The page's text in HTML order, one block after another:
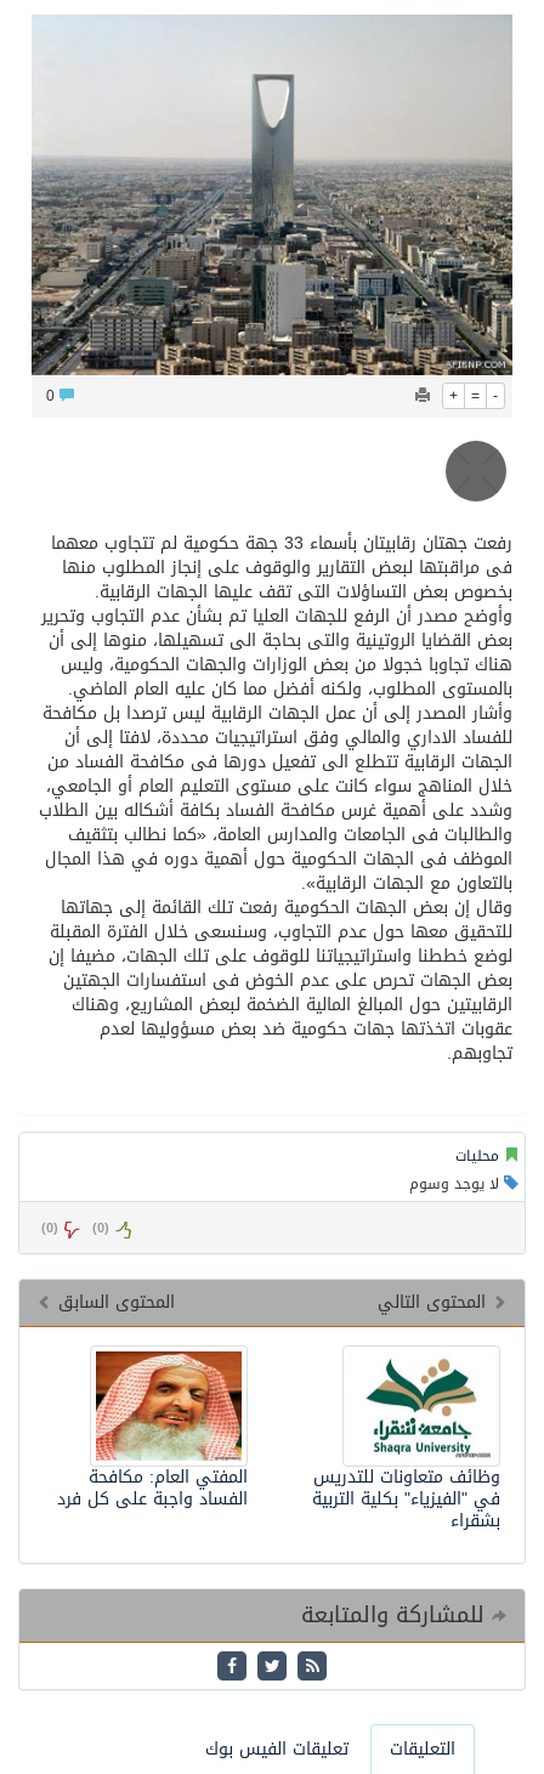
سمو ولي العهد يتلقى اتصالًا هاتفيًا من رئيس الوزراء الباكستاني
محافظ عفيف يؤدي صلاة عيد الأضحى
+ = -
رفعت جهتان رقابيتان بأسماء 33 جهة حكومية لم تتجاوب معهما
فى مراقبتها لبعض التقارير والوقوف على إنجاز المطلوب منها
بخصوص بعض التساؤلات التى تقف عليها الجهات الرقابية.
وأوضح مصدر أن الرفع للجهات العليا تم بشأن عدم التجاوب وتحرير
بعض القضايا الروتينية والتى بحاجة الى تسهيلها، منوها إلى أن
هناك تجاوبا خجولا من بعض الوزارات والجهات الحكومية، وليس
بالمستوى المطلوب، ولكنه أفضل مما كان عليه العام الماضي.
وأشار المصدر إلى أن عمل الجهات الرقابية ليس ترصدا بل مكافحة
للفساد الاداري والمالي وفق استراتيجيات محددة، لافتا إلى أن
الجهات الرقابية تتطلع الى تفعيل دورها فى مكافحة الفساد من
خلال المناهج سواء كانت على مستوى التعليم العام أو الجامعي،
وشدد على أهمية غرس مكافحة الفساد بكافة أشكاله بين الطلاب
والطالبات فى الجامعات والمدارس العامة، «كما نطالب بتثقيف
الموظف فى الجهات الحكومية حول أهمية دوره في هذا المجال
بالتعاون مع الجهات الرقابية».
وقال إن بعض الجهات الحكومية رفعت تلك القائمة إلى جهاتها
للتحقيق معها حول عدم التجاوب، وسنسعى خلال الفترة المقبلة
لوضع خططنا واستراتيجياتنا للوقوف على تلك الجهات، مضيفا إن
بعض الجهات تحرص على عدم الخوض فى استفسارات الجهتين
الرقابيتين حول المبالغ المالية الضخمة لبعض المشاريع، وهناك
عقوبات اتخذتها جهات حكومية ضد بعض مسؤوليها لعدم
تجاوبهم.
محليات
لا يوجد وسوم
(
0
) (
0
)
المحتوى السابق المحتوى التالي
المفتي العام: مكافحة
الفساد واجبة على كل فرد
وظائف متعاونات للتدريس
في "الفيزياء" بكلية التربية
بشقراء
للمشاركة والمتابعة
التعليقات تعليقات الفيس بوك